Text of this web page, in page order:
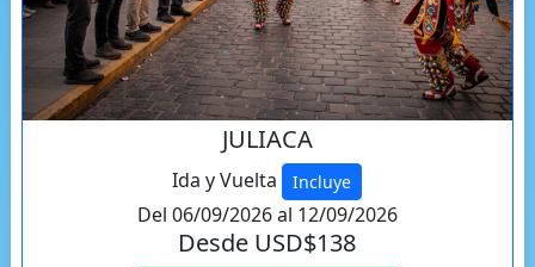
JULIACA
Ida y Vuelta Incluye
Del 06/09/2026 al 12/09/2026
Desde USD$138